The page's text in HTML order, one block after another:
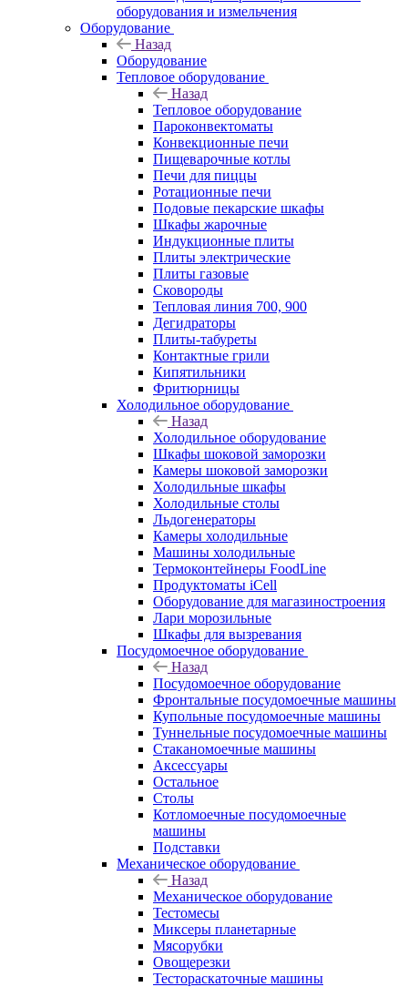
оборудования и измельчения
Оборудование
Назад
Оборудование
Тепловое оборудование
Назад
Тепловое оборудование
Пароконвектоматы
Конвекционные печи
Пищеварочные котлы
Печи для пиццы
Ротационные печи
Подовые пекарские шкафы
Шкафы жарочные
Индукционные плиты
Плиты электрические
Плиты газовые
Сковороды
Тепловая линия 700, 900
Дегидраторы
Плиты-табуреты
Контактные грили
Кипятильники
Фритюрницы
Холодильное оборудование
Назад
Холодильное оборудование
Шкафы шоковой заморозки
Камеры шоковой заморозки
Холодильные шкафы
Холодильные столы
Льдогенераторы
Камеры холодильные
Машины холодильные
Термоконтейнеры FoodLine
Продуктоматы iCell
Оборудование для магазиностроения
Лари морозильные
Шкафы для вызревания
Посудомоечное оборудование
Назад
Посудомоечное оборудование
Фронтальные посудомоечные машины
Купольные посудомоечные машины
Туннельные посудомоечные машины
Стаканомоечные машины
Аксессуары
Остальное
Столы
Котломоечные посудомоечные
машины
Подставки
Механическое оборудование
Назад
Механическое оборудование
Тестомесы
Миксеры планетарные
Мясорубки
Овощерезки
Тестораскаточные машины